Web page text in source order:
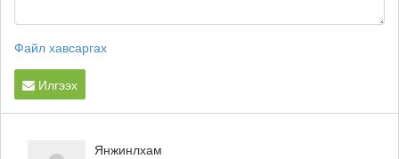
Файл хавсаргах
Илгээх
Янжинлхам